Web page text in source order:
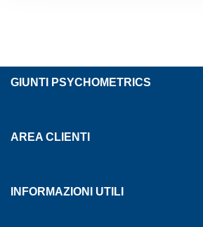
GIUNTI PSYCHOMETRICS
AREA CLIENTI
INFORMAZIONI UTILI